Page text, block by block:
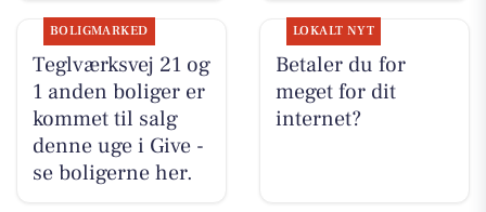
BOLIGMARKED
Teglværksvej 21 og
1 anden boliger er
kommet til salg
denne uge i Give -
se boligerne her.
LOKALT NYT
Betaler du for
meget for dit
internet?